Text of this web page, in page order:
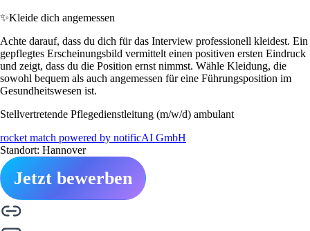
✨Kleide dich angemessen
Achte darauf, dass du dich für das Interview professionell kleidest. Ein
gepflegtes Erscheinungsbild vermittelt einen positiven ersten Eindruck
und zeigt, dass du die Position ernst nimmst. Wähle Kleidung, die
sowohl bequem als auch angemessen für eine Führungsposition im
Gesundheitswesen ist.
Stellvertretende Pflegedienstleitung (m/w/d) ambulant
rocket match powered by notificAI GmbH
Standort: Hannover
Jetzt bewerben